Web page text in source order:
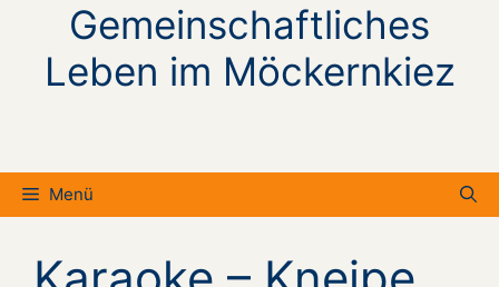
Gemeinschaftliches
Leben im Möckernkiez
Menü